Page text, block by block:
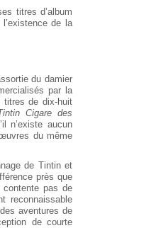
titres d’album
de la
du damier
par la
titres de dix-huit
Cigare des
n’existe aucun
du même
de Tintin et
près que
pas de
reconnaissable
aventures de
de courte